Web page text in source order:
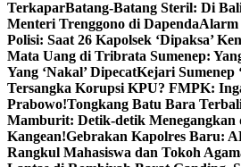
TerkaparBatang-Batang Steril: Di
Menteri Trenggono di DapendaAlarm
Polisi: Saat 26 Kapolsek ‘Dipaksa’
Mata Uang di Tribrata Sumenep:
Yang ‘Nakal’ DipecatKejari Sumenep
Tersangka Korupsi KPU? FMPK:
Prabowo!Tongkang Batu Bara
Mamburit: Detik-detik Menegangkan
Kangean!Gebrakan Kapolres Baru:
Rangkul Mahasiswa dan Tokoh